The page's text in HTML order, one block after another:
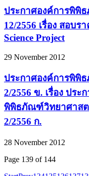
ประกาศองค์การพิพิ
12/2556 เรื่อง สอบ
Science Project
29 November 2012
ประกาศองค์การพิพิ
2/2556 ข. เรื่อง ประ
พิพิธภัณฑ์วิทยาศาสต
2/2556 ก.
28 November 2012
Page 139 of 144